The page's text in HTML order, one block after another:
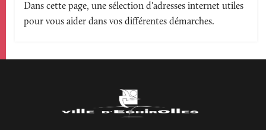
Texte
accroche
Dans cette page, une sélection d'adresses internet utiles
pour vous aider dans vos différentes démarches.